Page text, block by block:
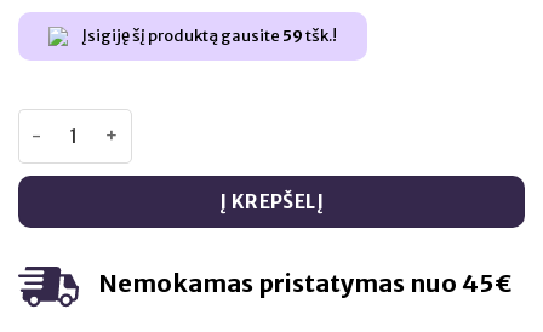
Įsigiję šį produktą gausite 59tšk.!
Į KREPŠELĮ
Nemokamas pristatymas nuo 45€